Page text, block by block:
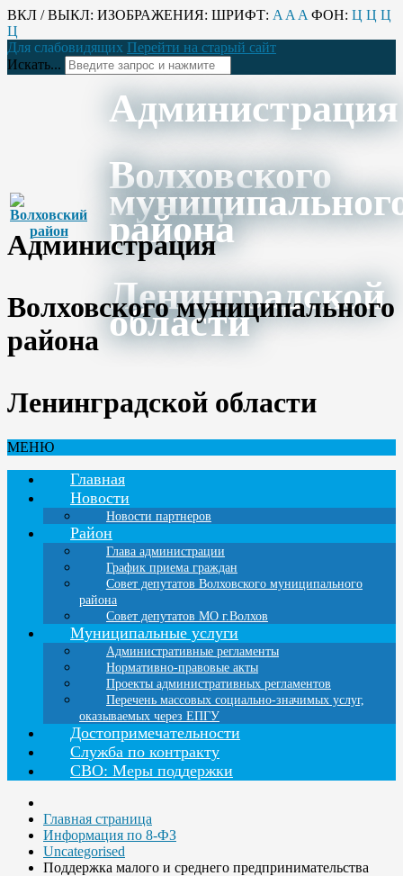
ВКЛ / ВЫКЛ: ИЗОБРАЖЕНИЯ: ШРИФТ: A A A ФОН: Ц Ц Ц
Ц
Для слабовидящих Перейти на старый сайт
Искать...
Администрация
Волховского
района
Ленинградской
области
Администрация
Волховского муниципального
района
Ленинградской области
МЕНЮ
Главная
Новости
Новости партнеров
Район
Глава администрации
График приема граждан
Совет депутатов Волховского муниципального
района
Совет депутатов МО г.Волхов
Муниципальные услуги
Административные регламенты
Нормативно-правовые акты
Проекты административных регламентов
Перечень массовых социально-значимых услуг,
оказываемых через ЕПГУ
Достопримечательности
Служба по контракту
СВО: Меры поддержки
Главная страница
Информация по 8-ФЗ
Uncategorised
Поддержка малого и среднего предпринимательства